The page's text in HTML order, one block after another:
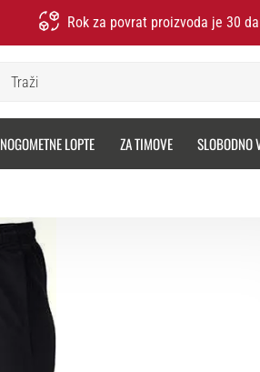
Rok za povrat proizvoda je 30
NOGOMETNE LOPTE ZA TIMOVE SLOBODNO